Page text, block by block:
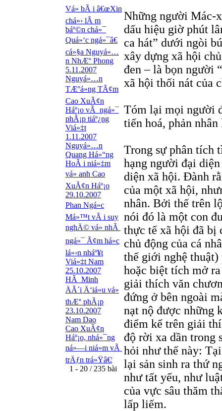
Vá» bÃ i â€œXin
chá»› lÃ m
báº©n chá»¯
Quá»‘c ngá»¯â€
cá»§a Nguyá»…
n NhÆ° Phong
5.11.2007
Nguyá»…n
TÆ°á»ng TÃ¢m
Cao XuÃ¢n
Háº¡o vÃ ngá»¯
phÃ¡p tiáº¿ng
Viá»‡t
1.11.2007
Nguyá»…n
Quang Há»“ng
HoÃ i niá»‡m
vá» anh Cao
XuÃ¢n Háº¡o
29.10.2007
Phan Ngá»c
Má»™t vÃ i suy
nghÄ© vá» nhÃ
ngá»¯ Ã¢m há»c
lá»›n nháº¥t
Viá»‡t Nam
25.10.2007
HÃ Minh
ÄÃ´i Ä‘iá»u vá»
thÆ° phÃ¡p
23.10.2007
Nam Dao
Cao XuÃ¢n
Háº¡o, nhá»¯ng
ná»—i niá»m vÃ
trÄƒn trá»Ÿâ€¦
1 - 20 / 235 bài
Những người Mác-
dấu hiệu giờ phút
ca hát” dưới ngòi
xây dựng xã hội
đen – là bọn người
xã hội thối nát của
Tóm lại mọi người
tiến hoá, phản
Trong sự phân tích
hạng người đại
diện xã hội. Đành
của một xã hội,
nhân. Bởi thế trên
nói đó là một con
thực tế xã hội đã bị
chủ động của cá
thế giới nghệ thuật)
hoặc biệt tích mở
giải thích văn
đứng ở bên ngoài
nạt nộ được những
điểm kể trên giải
độ rời xa dần trong
hỏi như thế này:
lại sản sinh ra thứ
như tất yếu, như
của vực sâu thăm
lấp liếm.